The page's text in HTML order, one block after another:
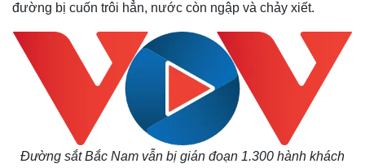
Quan sát
Multimedia
Video
đường bị cuốn trôi hẳn, nước còn ngập và chảy xiết.
Đường sắt Bắc Nam vẫn bị gián đoạn 1.300 hành khách